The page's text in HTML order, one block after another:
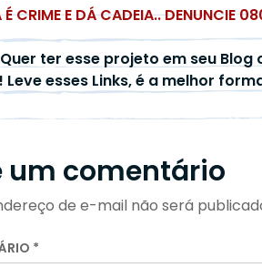
É CRIME E DÁ CADEIA.. DENUNCIE
ter esse projeto em seu
Leve esses Links, é a melhor
um comentário
de e-mail não será
*